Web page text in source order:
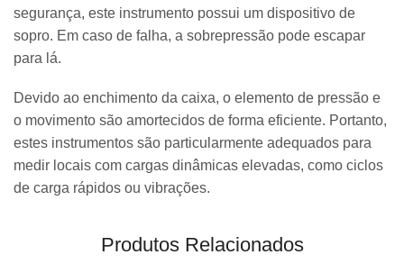
segurança, este instrumento possui um dispositivo de
sopro. Em caso de falha, a sobrepressão pode escapar
para lá.
Devido ao enchimento da caixa, o elemento de pressão e
o movimento são amortecidos de forma eficiente. Portanto,
estes instrumentos são particularmente adequados para
medir locais com cargas dinâmicas elevadas, como ciclos
de carga rápidos ou vibrações.
Produtos Relacionados